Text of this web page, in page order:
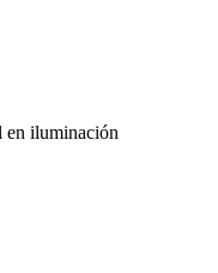
en iluminación